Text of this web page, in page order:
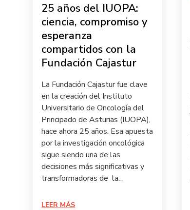
25 años del IUOPA:
ciencia, compromiso y
esperanza
compartidos con la
Fundación Cajastur
La Fundación Cajastur fue clave
en la creación del Instituto
Universitario de Oncología del
Principado de Asturias (IUOPA),
hace ahora 25 años. Esa apuesta
por la investigación oncológica
sigue siendo una de las
decisiones más significativas y
transformadoras de la…
LEER MÁS